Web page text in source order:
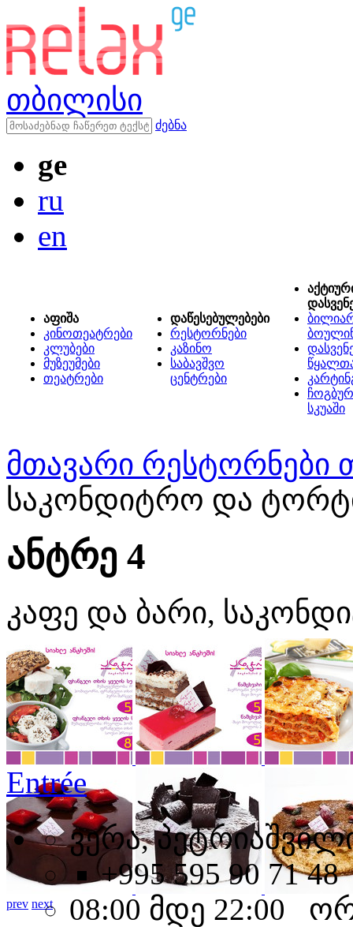
თბილისი
ძებნა
ge
ru
en
აფიშა
კინოთეატრები
კლუბები
მუზეუმები
თეატრები
დაწესებულებები
რესტორნები
კაზინო
საბავშვო
ცენტრები
სკუაში
მთავარი რესტორნები
საკონდიტრო და
ანტრე 4
კაფე და ბარი,
prev next
Entrée
ვერა,
+995 595 90 71 48
08:00 მდე 22:00